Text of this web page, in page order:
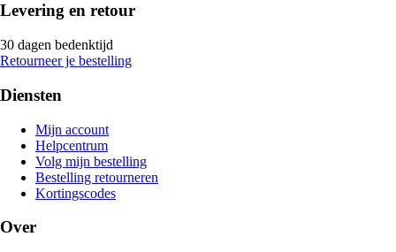
Levering en retour
30 dagen bedenktijd
Retourneer je bestelling
Diensten
Mijn account
Helpcentrum
Volg mijn bestelling
Bestelling retourneren
Kortingscodes
Over